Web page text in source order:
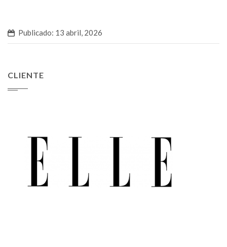
Publicado: 13 abril, 2026
CLIENTE